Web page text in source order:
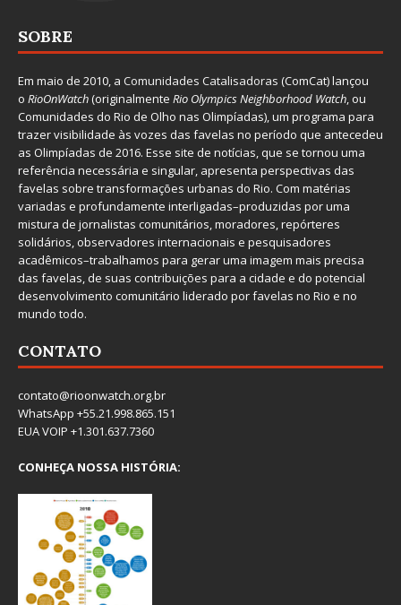
SOBRE
Em maio de 2010, a Comunidades Catalisadoras (ComCat) lançou
o RioOnWatch(originalmente Rio Olympics Neighborhood Watch, ou
Comunidades do Rio de Olho nas Olimpíadas), um programa para
trazer visibilidade às vozes das favelas no período que antecedeu
as Olimpíadas de 2016. Esse site de notícias, que se tornou uma
referência necessária e singular, apresenta perspectivas das
favelas sobre transformações urbanas do Rio. Com matérias
variadas e profundamente interligadas–produzidas por uma
mistura de jornalistas comunitários, moradores, repórteres
solidários, observadores internacionais e pesquisadores
acadêmicos–trabalhamos para gerar uma imagem mais precisa
das favelas, de suas contribuições para a cidade e do potencial
desenvolvimento comunitário liderado por favelas no Rio e no
mundo todo.
CONTATO
contato@rioonwatch.org.br
WhatsApp +55.21.998.865.151
EUA VOIP +1.301.637.7360
CONHEÇA NOSSA HISTÓRIA: